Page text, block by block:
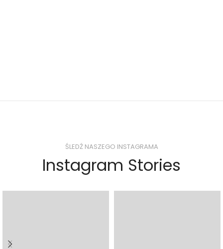
ŚLEDŹ NASZEGO INSTAGRAMA
Instagram Stories